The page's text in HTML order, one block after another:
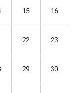
15 16
22 23
29 30